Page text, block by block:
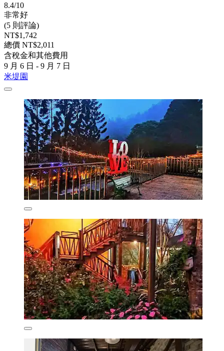
8.4/10
非常好
(5 則評論)
NT$1,742
總價 NT$2,011
含稅金和其他費用
9 月 6 日 - 9 月 7 日
米堤園